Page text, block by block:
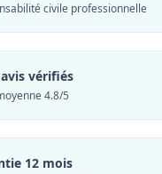
civile professionnelle
vérifiés
4.8/5
12 mois